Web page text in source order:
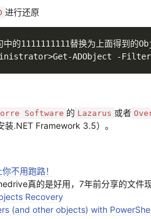
进行还原
的1111111111替换为上面得到的
>Get-ADObject -Filter
Software 的 Lazarus 或者
装.NET Framework 3.5）。
不用跑路！
真的是好用，7年前分享的文件
Recovery
(and other objects) with